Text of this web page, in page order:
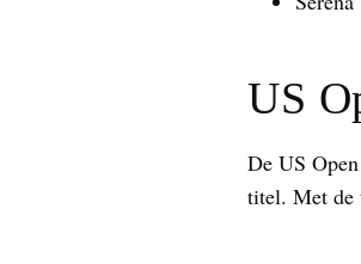
US
De US
titel. Met